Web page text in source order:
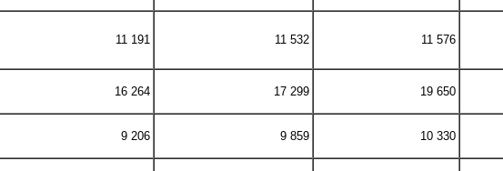
11 191 11 532 11 576
16 264 17 299 19 650
9 206 9 859 10 330